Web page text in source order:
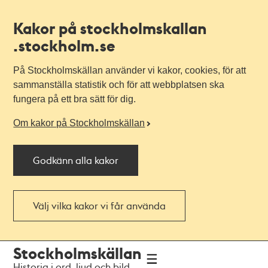
Kakor på stockholmskallan
.stockholm.se
På Stockholmskällan använder vi kakor, cookies, för att
sammanställa statistik och för att webbplatsen ska
fungera på ett bra sätt för dig.
Om kakor på Stockholmskällan
Godkänn alla kakor
Välj vilka kakor vi får använda
navigationen
huvudinnehållet
Stockholmskällan